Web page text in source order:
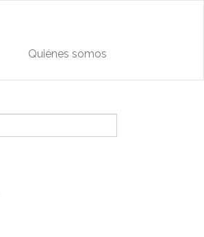
Quiénes somos